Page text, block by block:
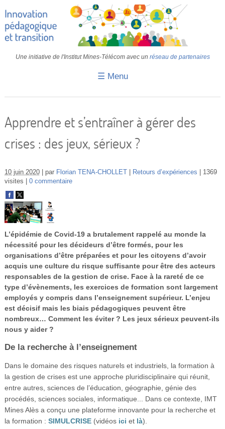
Une initiative de l'Institut Mines-Télécom avec un réseau de partenaires
☰ Menu
Retours d’expériences
IA
Vidéos
S’inscrire
Se connecter
Apprendre et s’entraîner à gérer des
crises : des jeux, sérieux ?
10 juin 2020 par Florian TENA-CHOLLET Retours d’expériences
1369
visites
0 commentaire
L’épidémie de Covid-19 a brutalement rappelé au monde la
nécessité pour les décideurs d’être formés, pour les
organisations d’être préparées et pour les citoyens d’avoir
acquis une culture du risque suffisante pour être des acteurs
responsables de la gestion de crise. Face à la rareté de ce
type d’évènements, les exercices de formation sont largement
employés y compris dans l’enseignement supérieur. L’enjeu
est décisif mais les biais pédagogiques peuvent être
nombreux… Comment les éviter ? Les jeux sérieux peuvent-ils
nous y aider ?
De la recherche à l’enseignement
Dans le domaine des risques naturels et industriels, la formation à
la gestion de crises est une approche pluridisciplinaire qui réunit,
entre autres, sciences de l’éducation, géographie, génie des
procédés, sciences sociales, informatique... Dans ce contexte, IMT
Mines Alès a conçu une plateforme innovante pour la recherche et
la formation : SIMULCRISE(vidéos ici et là).